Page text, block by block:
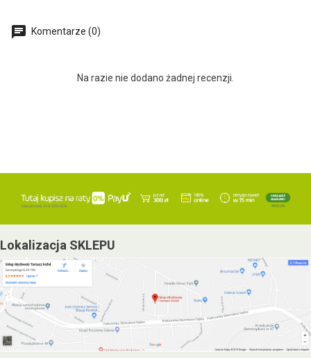
Komentarze (0)
Na razie nie dodano żadnej recenzji.
Lokalizacja SKLEPU